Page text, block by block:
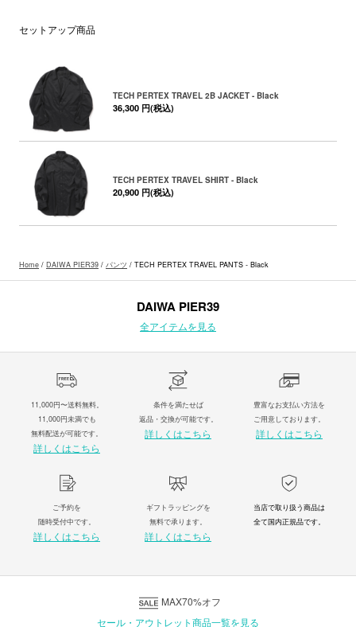
セットアップ商品
TECH PERTEX TRAVEL 2B JACKET - Black
36,300 円(税込)
TECH PERTEX TRAVEL SHIRT - Black
20,900 円(税込)
Home / DAIWA PIER39 / パンツ / TECH PERTEX TRAVEL PANTS - Black
DAIWA PIER39
全アイテムを見る
11,000円〜送料無料。
11,000円未満でも
無料配送が可能です。
詳しくはこちら
条件を満たせば
返品・交換が可能です。
詳しくはこちら
豊富なお支払い方法を
ご用意しております。
詳しくはこちら
ご予約を
随時受付中です。
詳しくはこちら
ギフトラッピングを
無料で承ります。
詳しくはこちら
当店で取り扱う商品は
全て国内正規品です。
MAX70%オフ
セール・アウトレット商品一覧を見る